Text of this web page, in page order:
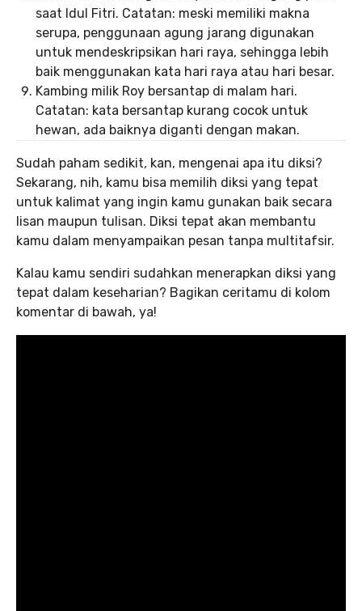
saat Idul Fitri. Catatan: meski memiliki makna
serupa, penggunaan agung jarang digunakan
untuk mendeskripsikan hari raya, sehingga lebih
baik menggunakan kata hari raya atau hari besar.
Kambing milik Roy bersantap di malam hari.
Catatan: kata bersantap kurang cocok untuk
hewan, ada baiknya diganti dengan makan.
Sudah paham sedikit, kan, mengenai apa itu diksi?
Sekarang, nih, kamu bisa memilih diksi yang tepat
untuk kalimat yang ingin kamu gunakan baik secara
lisan maupun tulisan. Diksi tepat akan membantu
kamu dalam menyampaikan pesan tanpa multitafsir.
Kalau kamu sendiri sudahkan menerapkan diksi yang
tepat dalam keseharian? Bagikan ceritamu di kolom
komentar di bawah, ya!